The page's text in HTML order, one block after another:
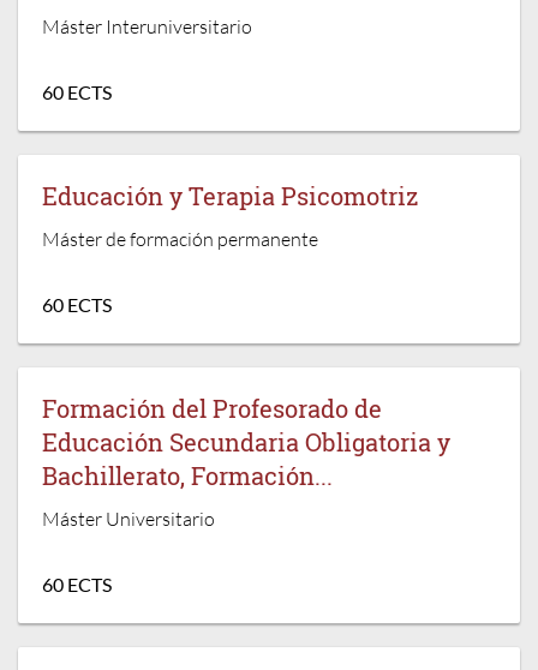
Máster Interuniversitario
60 ECTS
Educación y Terapia Psicomotriz
Máster de formación permanente
60 ECTS
Formación del Profesorado de
Educación Secundaria Obligatoria y
Bachillerato, Formación...
Máster Universitario
60 ECTS